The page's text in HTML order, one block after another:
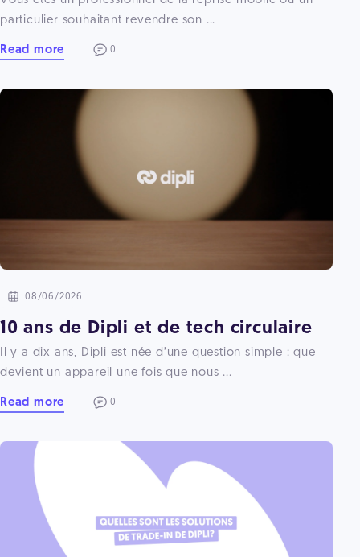
particulier souhaitant revendre son ...
Read more 0
08/06/2026
10 ans de Dipli et de tech circulaire
Il y a dix ans, Dipli est née d’une question simple : que
devient un appareil une fois que nous ...
Read more 0